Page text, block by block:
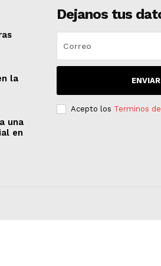
la
una
en
Dejanos tus
ENVIAR
Acepto los Terminos